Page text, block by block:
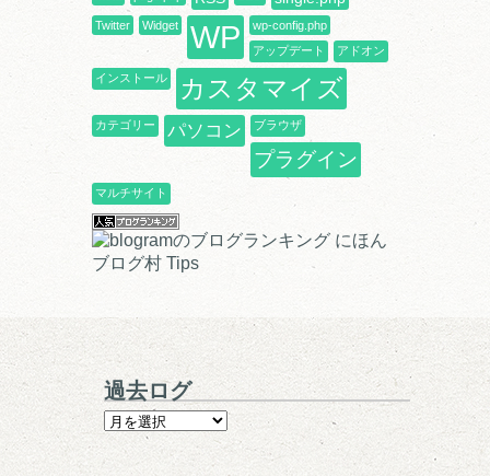
Twitter Widget WP
wp-config.php
アップデート
アドオン
インストール カスタマイズ
カテゴリー パソコン ブラウザ
プラグイン
マルチサイト
にほん
ブログ村 Tips
過去ログ